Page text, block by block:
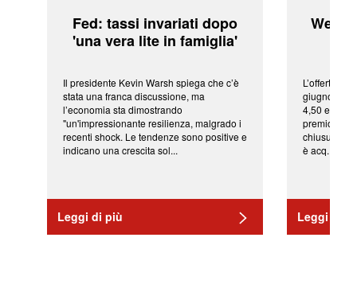
Fed: tassi invariati dopo
'una vera lite in famiglia'
Il presidente Kevin Warsh spiega che c’è
stata una franca discussione, ma
l’economia sta dimostrando
"un'impressionante resilienza, malgrado i
recenti shock. Le tendenze sono positive e
indicano una crescita sol...
Leggi di più
L’offerta
giugno da
4,50 euro
premio di
chiusura
è acq...
Leggi di